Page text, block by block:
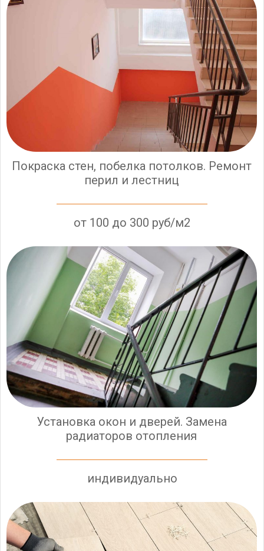
Покраска стен, побелка потолков. Ремонт
перил и лестниц
от 100 до 300 руб/м2
Установка окон и дверей. Замена
радиаторов отопления
индивидуально